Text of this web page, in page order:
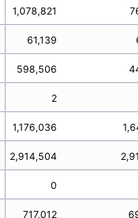
1,078,821
61,139
598,506
2
1,176,036
2,914,504
0
717,012